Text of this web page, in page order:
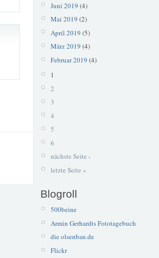
Juni 2019 (4)
Mai 2019 (2)
April 2019 (5)
März 2019 (4)
Februar 2019 (4)
1
2
3
4
5
6
nächste Seite ›
letzte Seite »
Blogroll
500beine
Armin Gerhardts Fototagebuch
die olsenban.de
Flickr